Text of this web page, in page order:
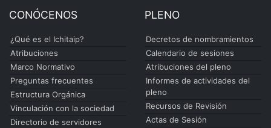
CONÓCENOS
¿Qué es el Ichitaip?
Atribuciones
Marco Normativo
Preguntas frecuentes
Estructura Orgánica
Vinculación con la sociedad
Directorio de servidores
PLENO
Decretos de nombramientos
Calendario de sesiones
Atribuciones del pleno
Informes de actividades del
pleno
Recursos de Revisión
Actas de Sesión